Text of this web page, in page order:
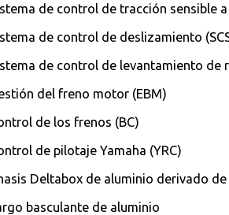
de control de tracción sensible
de control de deslizamiento
de control de levantamiento de
del freno motor (EBM)
de los frenos (BC)
de pilotaje Yamaha (YRC)
Deltabox de aluminio derivado de
basculante de aluminio